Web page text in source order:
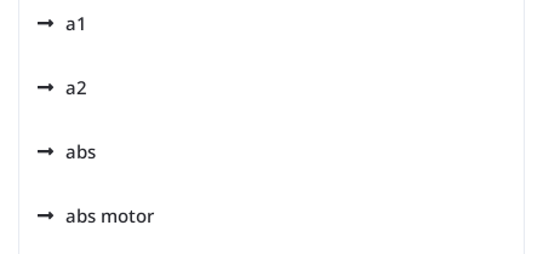
a1
a2
abs
abs motor